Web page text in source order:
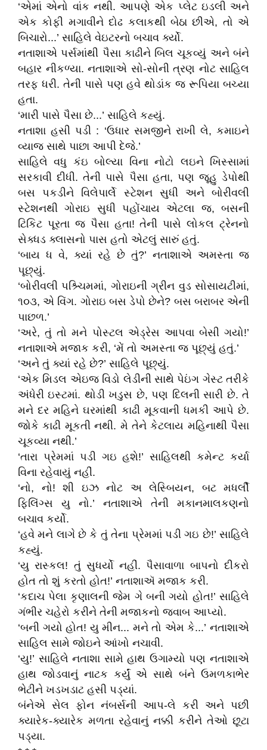
‘એમાં એનો વાંક નથી. આપણે એક પ્લેટ ઇડલી અને
એક કોફી મગાવીને દોઢ કલાકથી બેઠા છીએ, તો એ
બિચારો...’ સાહિલે વેઇટરનો બચાવ ર્ક્યો.
નતાશાએ પર્સમાંથી પૈસા કાઢીને બિલ ચૂકવ્યું અને બંને
બહાર નીકળ્યા. નતાશાએ સો-સોની ત્રણ નોટ સાહિલ
તરફ ધરી. તેની પાસે પણ હવે થોડાંક જ રૂપિયા બચ્યા
હતા.
‘મારી પાસે પૈસા છે...’ સાહિલે કહ્યું.
નતાશા હસી પડી : ‘ઉધાર સમજીને રાખી લે, કમાઇને
વ્યાજ સાથે પાછા આપી દેજે.’
સાહિલે વધુ કંઇ બોલ્યા વિના નોટો લઇને ખિસ્સામાં
સરકાવી દીધી. તેની પાસે પૈસા હતા, પણ જૂહુ ડેપોથી
બસ પકડીને વિલેપાર્લે સ્ટેશન સુધી અને બોરીવલી
સ્ટેશનથી ગોરાઇ સુધી પહોંચાય એટલા જ, બસની
ટિકિટ પૂરતા જ પૈસા હતા! તેની પાસે લોકલ ટ્રેનનો
સેક્ધડ ક્લાસનો પાસ હતો એટલું સારું હતું.
‘બાય ધ વે, ક્યાં રહે છે તું?’ નતાશાએ અમસ્તા જ
પૂછ્યું.
‘બોરીવલી પશ્ર્ચિમમાં, ગોરાઇની ગ્રીન વુડ સોસાયટીમાં,
૧૦૩, એ વિંગ. ગોરાઇ બસ ડેપો છેને? બસ બરાબર એની
પાછળ.’
‘અરે, તું તો મને પોસ્ટલ એડ્રેસ આપવા બેસી ગયો!’
નતાશાએ મજાક કરી, ‘મેં તો અમસ્તા જ પૂછ્યું હતું.’
‘અને તું ક્યાં રહે છે?’ સાહિલે પૂછ્યું.
‘એક મિડલ એઇજ વિડો લેડીની સાથે પેઇંગ ગેસ્ટ તરીકે
અંધેરી ઇસ્ટમાં. થોડી ખડુસ છે, પણ દિલની સારી છે. તે
મને દર મહિને ઘરમાંથી કાઢી મૂકવાની ધમકી આપે છે.
જોકે કાઢી મૂકતી નથી. મે તેને કેટલાય મહિનાથી પૈસા
ચૂકવ્યા નથી.’
‘તારા પ્રેમમાં પડી ગઇ હશે!’ સાહિલથી કમેન્ટ કર્યા
વિના રહેવાયું નહીં.
‘નો, નો! શી ઇઝ નોટ અ લેસ્બિયન, બટ મધર્લી
ફિલિંગ્સ યુ નો.’ નતાશાએ તેની મકાનમાલકણનો
બચાવ કર્યો.
‘હવે મને લાગે છે કે તું તેના પ્રેમમાં પડી ગઇ છે!’ સાહિલે
કહ્યું.
‘યુ રાસ્કલ! તું સુધર્યો નહીં. પૈસાવાળા બાપનો દીકરો
હોત તો શું કરતો હોત!’ નતાશાઍ મજાક કરી.
‘કદાચ પેલા કૃણાલની જેમ ગે બની ગયો હોત!’ સાહિલે
ગંભીર ચહેરો કરીને તેની મજાકનો જવાબ આપ્યો.
‘બની ગયો હોત! યુ મીન... મને તો એમ કે...’ નતાશાએ
સાહિલ સામે જોઇને આંખો નચાવી.
‘યુ!’ સાહિલે નતાશા સામે હાથ ઉગામ્યો પણ નતાશાએ
હાથ જોડવાનું નાટક કર્યું એ સાથે બંને ઉમળકાભેર
ભેટીને ખડખડાટ હસી પડ્યાં.
બંનેએ સેલ ફોન નંબર્સની આપ-લે કરી અને પછી
ક્યારેક-ક્યારેક મળતા રહેવાનું નક્કી કરીને તેઓ છૂટા
પડ્યા.